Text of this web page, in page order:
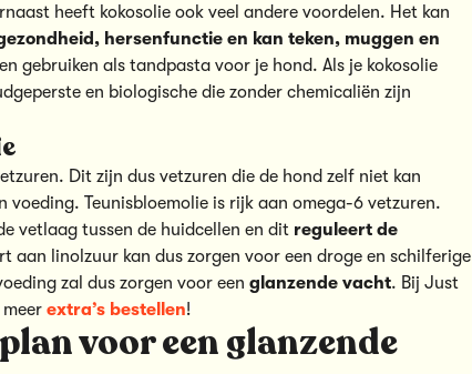
heeft kokosolie ook veel andere voordelen. Het kan
hersenfunctie en kan teken, muggen en
gebruiken als tandpasta voor je hond. Als je kokosolie
en biologische die zonder chemicaliën zijn
Dit zijn dus vetzuren die de hond zelf niet kan
Teunisbloemolie is rijk aan omega-6 vetzuren.
vetlaag tussen de huidcellen en dit reguleert de
aan linolzuur kan dus zorgen voor een droge en schilferige
zal dus zorgen voor een glanzende vacht. Bij Just
extra’s bestellen!
voor een glanzende